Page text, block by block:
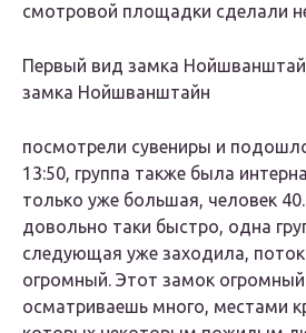
смотровой площадки сделали
Первый вид замка
замка Нойшванштайн
посмотрели сувениры и
13:50, группа также была
только уже большая, человек
довольно таки быстро, одна
следующая уже заходила,
огромный. Этот замок
осматриваешь много, местами